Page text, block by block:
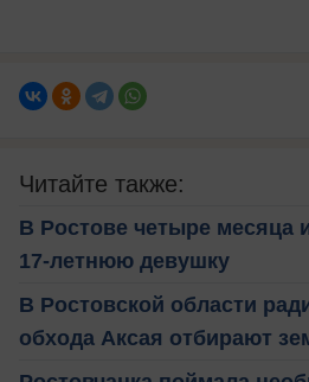
Читайте также:
В Ростове четыре месяца
17-летнюю девушку
В Ростовской области
обхода Аксая отбирают